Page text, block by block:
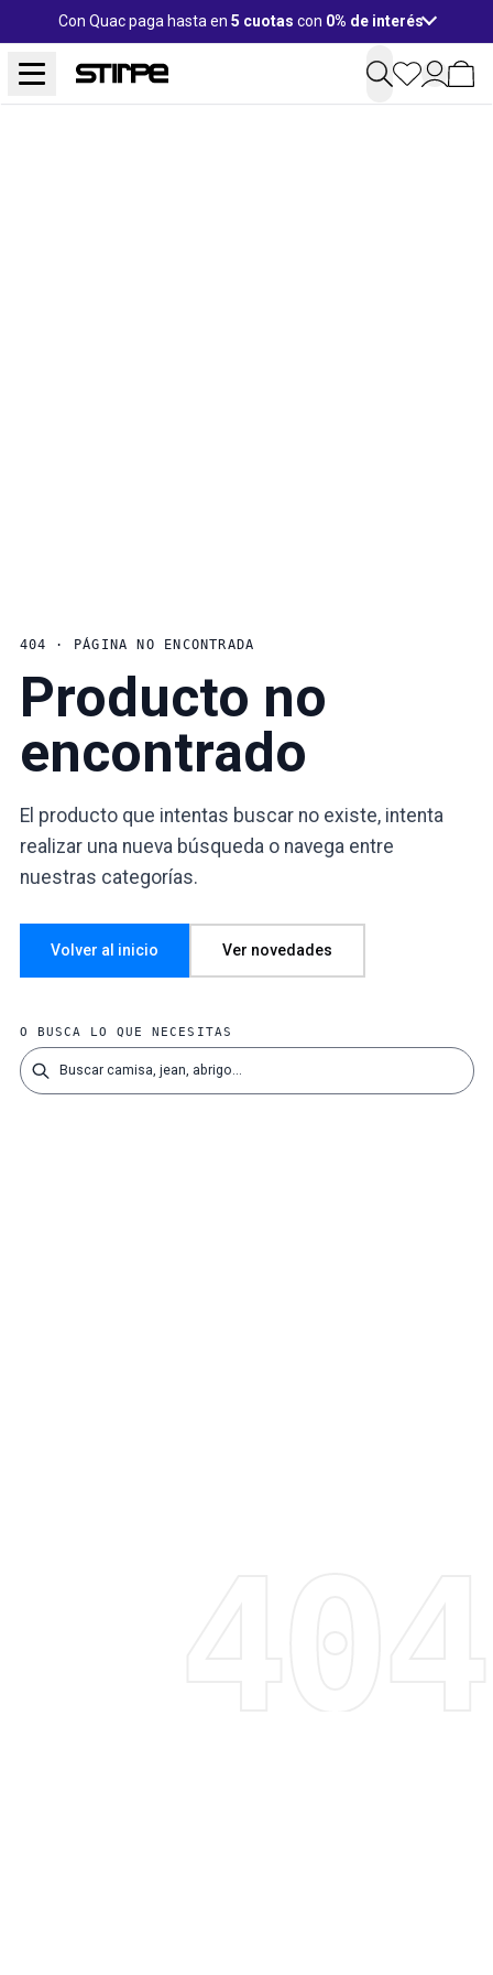
Con Quac paga hasta en 5 cuotas con 0% de interés
404 · PÁGINA NO ENCONTRADA
Producto no
encontrado
El producto que intentas buscar no existe, intenta
realizar una nueva búsqueda o navega entre
nuestras categorías.
Volver al inicio Ver novedades
O BUSCA LO QUE NECESITAS